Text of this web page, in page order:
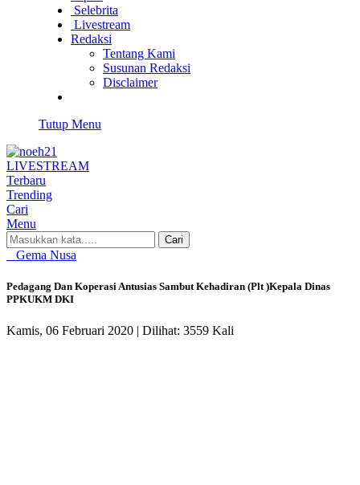
Selebrita
Livestream
Redaksi
Tentang Kami
Susunan Redaksi
Disclaimer
Tutup Menu
LIVESTREAM
Terbaru
Trending
Cari
Menu
Cari
Gema Nusa
Pedagang Dan Koperasi Antusias Sambut Kehadiran (Plt )Kepala Dinas
PPKUKM DKI
Kamis, 06 Februari 2020 | Dilihat: 3559 Kali